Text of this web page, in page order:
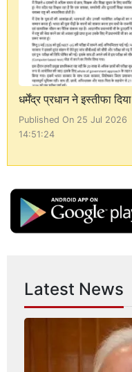
धर्मेंद्र प्रधान ने इस्तीफा दिया
Published On 25 Jul 2026
14:51:24
Latest News